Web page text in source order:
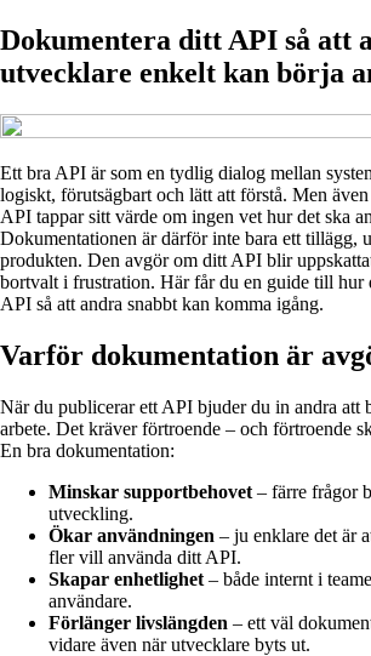
Dokumentera ditt API så att
utvecklare enkelt kan börja
Ett bra API är som en tydlig dialog mellan
logiskt, förutsägbart och lätt att förstå. Men
API tappar sitt värde om ingen vet hur det ska
Dokumentationen är därför inte bara ett tillägg,
produkten. Den avgör om ditt API blir
bortvalt i frustration. Här får du en guide till hur
API så att andra snabbt kan komma igång.
Varför dokumentation är
När du publicerar ett API bjuder du in andra att
arbete. Det kräver förtroende – och förtroende
En bra dokumentation:
Minskar supportbehovet – färre frågor
utveckling.
Ökar användningen – ju enklare det är
fler vill använda ditt API.
Skapar enhetlighet – både internt i
användare.
Förlänger livslängden – ett väl
vidare även när utvecklare byts ut.